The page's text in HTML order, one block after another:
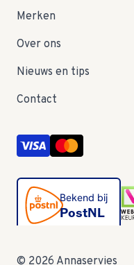
Merken
Over ons
Nieuws en tips
Contact
© 2026 Annaservies